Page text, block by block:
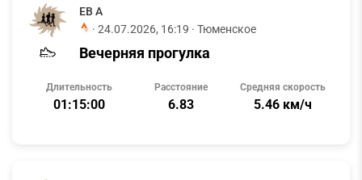
ЕВ А
· 24.07.2026, 16:19 · Тюменское
Вечерняя прогулка
Длительность
01:15:00
Расстояние
6.83
Средняя скорость
5.46 км/ч